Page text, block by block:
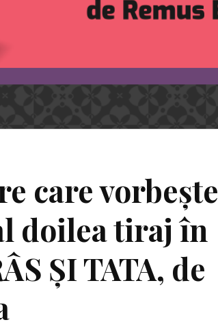
care vorbește
doilea tiraj în
ȘI TATA, de